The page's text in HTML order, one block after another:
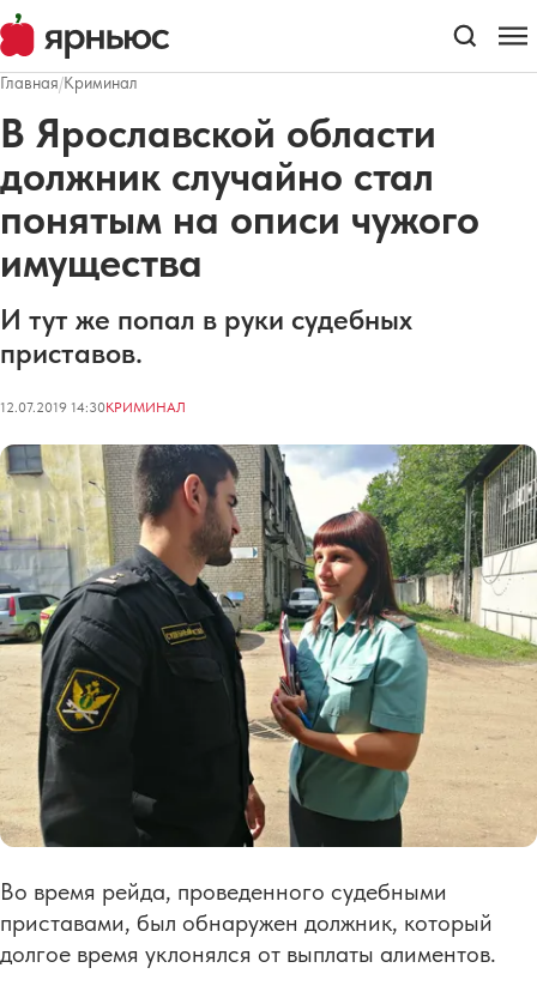
Главная/Криминал
В Ярославской области
должник случайно стал
понятым на описи чужого
имущества
И тут же попал в руки судебных
приставов.
12.07.2019 14:30КРИМИНАЛ
Во время рейда, проведенного судебными
приставами, был обнаружен должник, который
долгое время уклонялся от выплаты алиментов.